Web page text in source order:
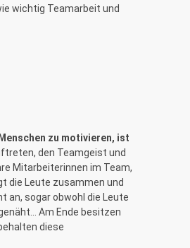
wichtig Teamarbeit und
zu motivieren, ist
den Teamgeist und
Mitarbeiterinnen im Team,
die Leute zusammen und
an, sogar obwohl die Leute
Am Ende besitzen
diese